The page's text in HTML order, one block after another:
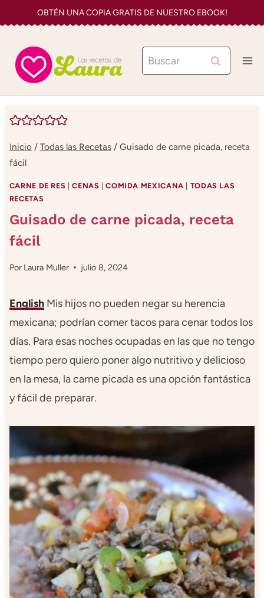
al
contenido
OBTÉN UNA COPIA GRATIS DE NUESTRO EBOOK!
Buscar:
Inicio / Todas las Recetas / Guisado de carne picada, receta
fácil
CARNE DE RES |CENAS |COMIDA MEXICANA
TODAS LAS
RECETAS
Guisado de carne picada, receta
fácil
Por Laura Muller julio 8, 2024
EnglishMis hijos no pueden negar su herencia
mexicana; podrían comer tacos para cenar todos los
días. Para esas noches ocupadas en las que no tengo
tiempo pero quiero poner algo nutritivo y delicioso
en la mesa, la carne picada es una opción fantástica
y fácil de preparar.